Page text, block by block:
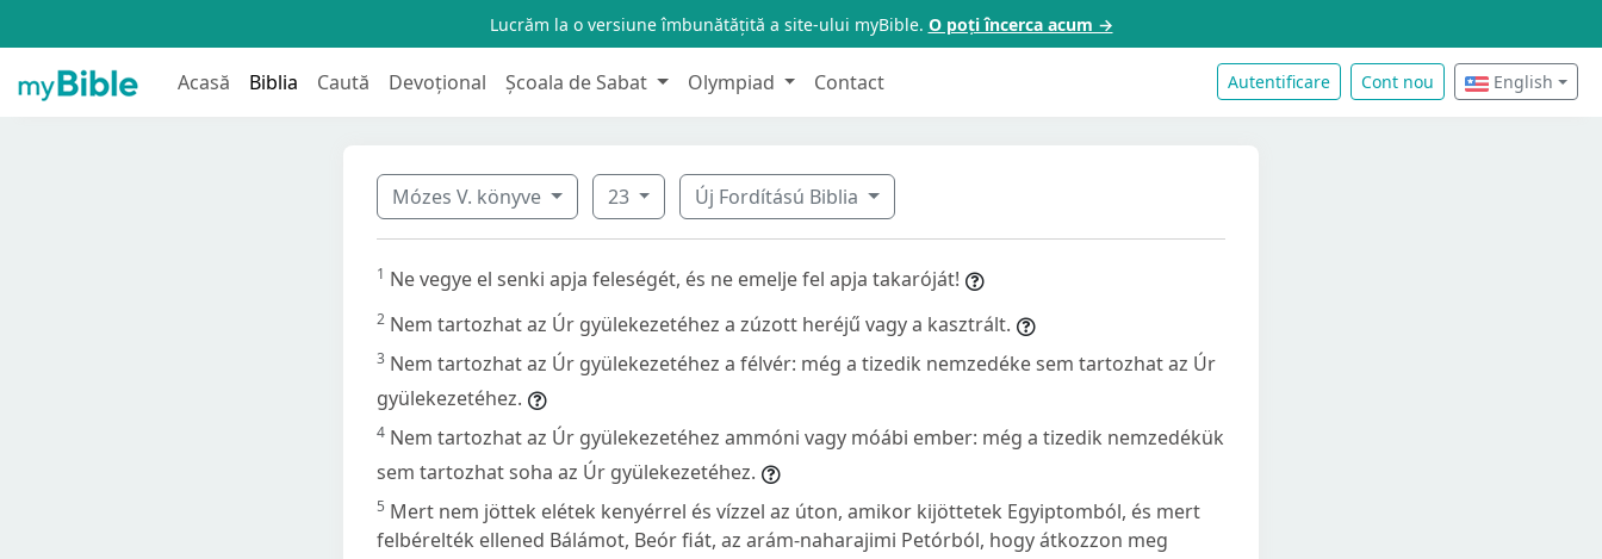
Lucrăm la o versiune îmbunătățită a site-ului myBible. O poți încerca acum →
Acasă Biblia Caută Devoțional Școala de Sabat Olympiad Contact Autentificare Cont nou English
Mózes V. könyve 23 Új Fordítású Biblia
1 Ne vegye el senki apja feleségét, és ne emelje fel apja takaróját!
2 Nem tartozhat az Úr gyülekezetéhez a zúzott heréjű vagy a kasztrált.
3 Nem tartozhat az Úr gyülekezetéhez a félvér: még a tizedik nemzedéke sem tartozhat az Úr
gyülekezetéhez.
4 Nem tartozhat az Úr gyülekezetéhez ammóni vagy móábi ember: még a tizedik nemzedékük
sem tartozhat soha az Úr gyülekezetéhez.
5 Mert nem jöttek elétek kenyérrel és vízzel az úton, amikor kijöttetek Egyiptomból, és mert
felbérelték ellened Bálámot, Beór fiát, az arám-naharajimi Petórból, hogy átkozzon meg